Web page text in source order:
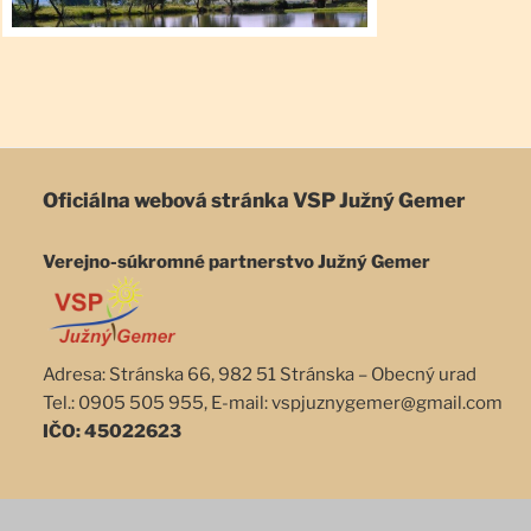
Oficiálna webová stránka VSP Južný Gemer
Verejno-súkromné partnerstvo Južný Gemer
Adresa: Stránska 66, 982 51 Stránska – Obecný urad
Tel.: 0905 505 955, E-mail: vspjuznygemer@gmail.com
IČO: 45022623